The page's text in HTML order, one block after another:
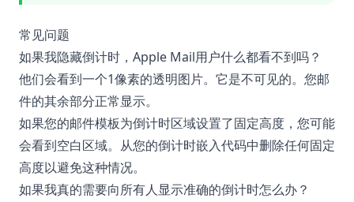
常见问题
如果我隐藏倒计时，Apple Mail用户什么都看不到吗？
他们会看到一个1像素的透明图片。它是不可见的。您邮
件的其余部分正常显示。
如果您的邮件模板为倒计时区域设置了固定高度，您可能
会看到空白区域。从您的倒计时嵌入代码中删除任何固定
高度以避免这种情况。
如果我真的需要向所有人显示准确的倒计时怎么办？